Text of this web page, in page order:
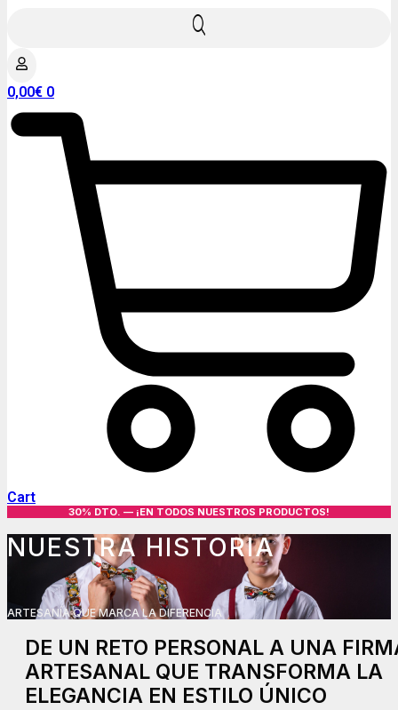
0,00€ 0
Cart
30% DTO. — ¡EN TODOS NUESTROS PRODUCTOS!
NUESTRA HISTORIA
ARTESANÍA QUE MARCA LA DIFERENCIA
DE UN RETO PERSONAL A UNA
ARTESANAL QUE TRANSFORMA LA
ELEGANCIA EN ESTILO ÚNICO